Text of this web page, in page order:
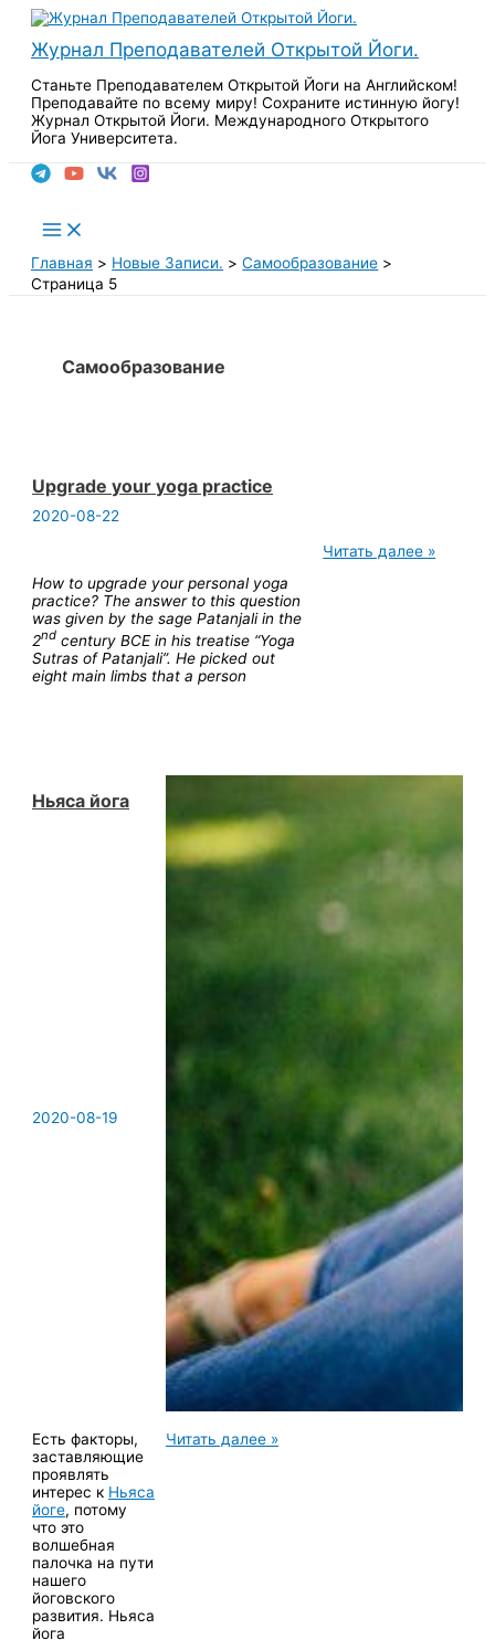
Перейти
содержимому
Журнал Преподавателей Открытой Йоги.
Станьте Преподавателем Открытой Йоги на Английском!
Преподавайте по всему миру! Сохраните истинную йогу!
Журнал Открытой Йоги. Международного Открытого
Йога Университета.
Main
Menu
Главная
Новые Записи.
Самообразование
Страница 5
Самообразование
Upgrade your yoga practice
2020-08-22
How to upgrade your personal yoga
practice? The answer to this question
was given by the sage Patanjali in the
2nd century BCE in his treatise “Yoga
Sutras of Patanjali”. He picked out
eight main limbs that a person
Upgrade
Читать далее »
Ньяса йога
2020-08-19
Есть факторы,
заставляющие
проявлять
интерес к Ньяса
йоге, потому
что это
волшебная
палочка на пути
нашего
йоговского
развития. Ньяса
йога
Ньяса
Читать далее »